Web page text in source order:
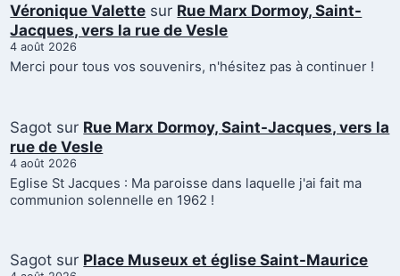
Véronique Valette sur Rue Marx Dormoy, Saint-
Jacques, vers la rue de Vesle
4 août 2026
Merci pour tous vos souvenirs, n'hésitez pas à continuer !
Sagot sur Rue Marx Dormoy, Saint-Jacques, vers la
rue de Vesle
4 août 2026
Eglise St Jacques : Ma paroisse dans laquelle j'ai fait ma
communion solennelle en 1962 !
Sagot sur Place Museux et église Saint-Maurice